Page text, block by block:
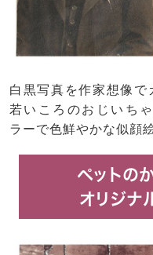
白黒写真を作家想像で
若いころのおじいち
ラーで色鮮やかな似顔
ペットの
オリジナ